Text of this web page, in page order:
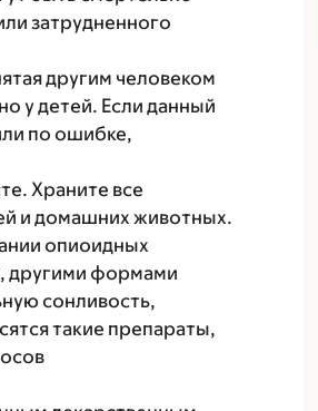
затрудненного
другим человеком
у детей. Если данный
по ошибке,
Храните все
и домашних животных.
опиоидных
другими формами
сонливость,
такие препараты,